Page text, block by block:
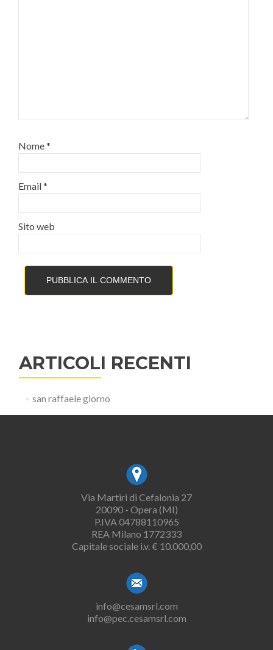
Nome*
Email*
Sito web
ARTICOLI RECENTI
san raffaele giorno
Via Martiri di Cefalonia 27
20090 - Opera (MI)
P.IVA 04788110965
REA Milano 1772333
Capitale sociale i.v. € 10.000,00
info@cesamsrl.com
info@pec.cesamsrl.com